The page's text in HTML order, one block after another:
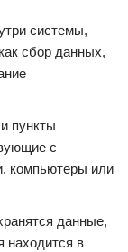
системы,
сбор данных,
пункты
с
компьютеры или
данные,
находится в